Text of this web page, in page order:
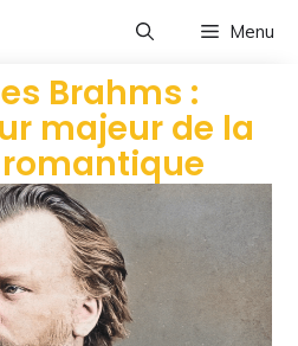
Menu
Brahms :
majeur de la